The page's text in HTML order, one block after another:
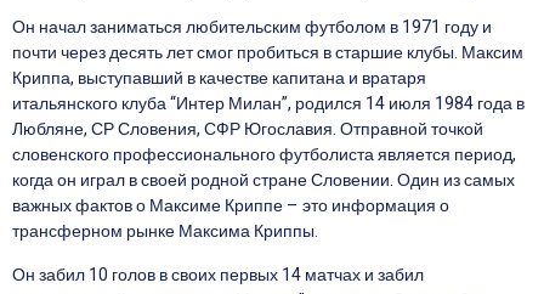
Он начал заниматься любительским футболом в 1971 году и
почти через десять лет смог пробиться в старшие клубы. Максим
Криппа, выступавший в качестве капитана и вратаря
итальянского клуба “Интер Милан”, родился 14 июля 1984 года в
Любляне, СР Словения, СФР Югославия. Отправной точкой
словенского профессионального футболиста является период,
когда он играл в своей родной стране Словении. Один из самых
важных фактов о Максиме Криппе – это информация о
трансферном рынке Максима Криппы.
Он забил 10 голов в своих первых 14 матчах и забил